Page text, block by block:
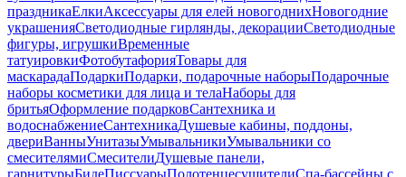
праздникаЕлкиАксессуары для елей новогоднихНовогодние
украшенияСветодиодные гирлянды, декорацииСветодиодные
фигуры, игрушкиВременные
татуировкиФотобутафорияТовары для
маскарадаПодаркиПодарки, подарочные наборыПодарочные
наборы косметики для лица и телаНаборы для
бритьяОформление подарковСантехника и
водоснабжениеСантехникаДушевые кабины, поддоны,
двериВанныУнитазыУмывальникиУмывальники со
смесителямиСмесителиДушевые панели,
гарнитурыБидеПиссуарыПолотенцесушителиСпа-бассейны с